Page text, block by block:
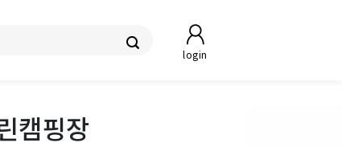
login
캠핑장